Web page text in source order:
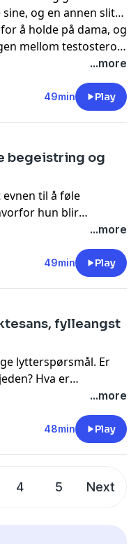
og en annen sliter
å holde på dama, og
mellom testosteron
...more
49min Play
begeistring og
til å føle
hun blir
seg ut på tynn is
at menn er bedre
i appen NRK Radio
...more
49min Play
fylleangst
lytterspørsmål. Er
Hva er
det? Hva skjer i
Kaveh går gjennom
og Peder analyserer
...more
48min Play
4 5 Next